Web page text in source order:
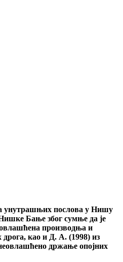
унутрашњих послова у Нишу
Бање због сумње да је
производња и
као и Д. А. (1998) из
држање опојних